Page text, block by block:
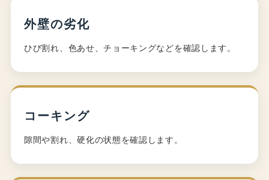
外壁の劣化
ひび割れ、色あせ、チョーキングなどを確認します。
コーキング
隙間や割れ、硬化の状態を確認します。